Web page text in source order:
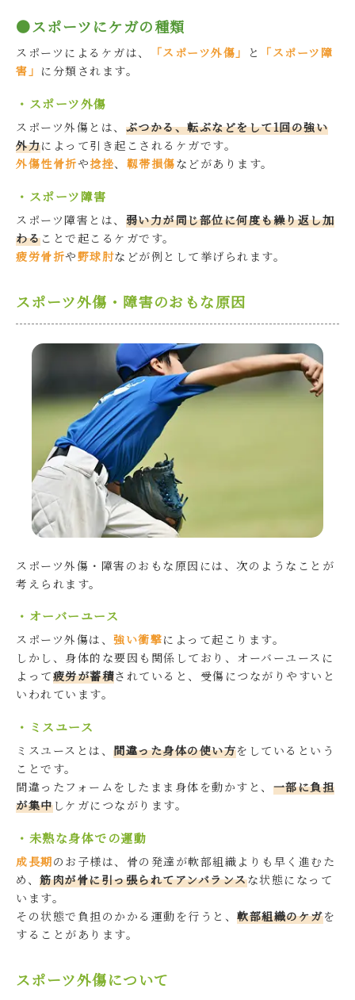
●スポーツにケガの種類
スポーツによるケガは、 「スポーツ外傷」 と
「スポーツ障
害」 に分類されます。
・スポーツ外傷
スポーツ外傷とは、 ぶつかる、転ぶなどをして1回の強い
外力によって引き起こされるケガです。
外傷性骨折や捻挫、 靱帯損傷などがあります。
・スポーツ障害
スポーツ障害とは、 弱い力が同じ部位に何度も繰り返し加
わることで起こるケガです。
疲労骨折や野球肘などが例として挙げられます。
スポーツ外傷・障害のおもな原因
スポーツ外傷・障害のおもな原因には、次のようなことが
考えられます。
・オーバーユース
スポーツ外傷は、 強い衝撃によって起こります。
しかし、身体的な要因も関係しており、オーバーユースに
よって疲労が蓄積されていると、受傷につながりやすいと
いわれています。
・ミスユース
ミスユースとは、 間違った身体の使い方をしているという
ことです。
間違ったフォームをしたまま身体を動かすと、 一部に負担
が集中しケガにつながります。
・未熟な身体での運動
成長期のお子様は、骨の発達が軟部組織よりも早く進むた
め、 筋肉が骨に引っ張られてアンバランスな状態になって
います。
その状態で負担のかかる運動を行うと、 軟部組織のケガを
することがあります。
スポーツ外傷について